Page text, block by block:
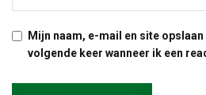
Mijn naam, e-mail en site
volgende keer wanneer ik een